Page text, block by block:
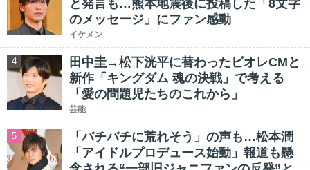
と発言も…熊本地震後に投稿した「8文字
のメッセージ」にファン感動
イケメン
4
田中圭→松下洸平に替わったビオレCMと
新作「キングダム 魂の決戦」で考える
「愛の問題児たちのこれから」
芸能
5
「バチバチに荒れそう」の声も…松本潤
「アイドルプロデュース始動」報道も懸